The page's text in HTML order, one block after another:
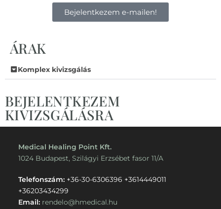
Bejelentkezem e-mailen!
ÁRAK
Komplex kivizsgálás
BEJELENTKEZEM
KIVIZSGÁLÁSRA
Medical Healing Point Kft.
1024 Budapest, Szilágyi Erzsébet fasor 11/A
Telefonszám: +36-30-6306396 +3614449011
+36203434299
Email: rendelo@hmedical.hu